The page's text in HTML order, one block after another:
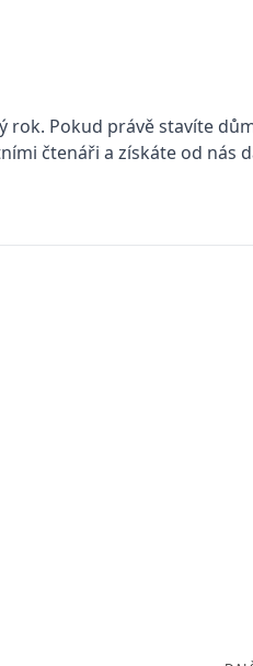
rok. Pokud právě stavíte
čtenáři a získáte od nás